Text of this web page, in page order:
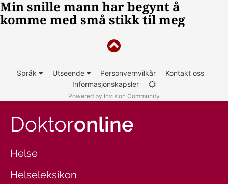
Språk Utseende Personvernvilkår
Kontakt oss
Informasjonskapsler
Powered by Invision Community
Doktoronline
Helse
Helseleksikon